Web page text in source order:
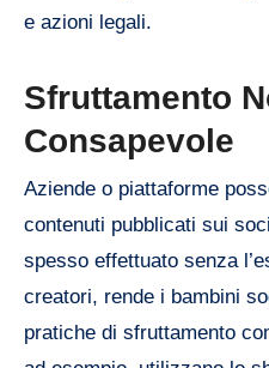
e azioni legali.
Sfruttamento
Consapevole
Aziende o piattaforme
contenuti pubblicati sui
spesso effettuato senza
creatori, rende i bambini
pratiche di sfruttamento